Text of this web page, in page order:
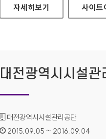
대원대학교 홈페이지
자세히보기 사이트
대전광역시시설
기관명 :
대전광역시시설관리공단
인증기간 :
2015.09.05 ~ 2016.09.04